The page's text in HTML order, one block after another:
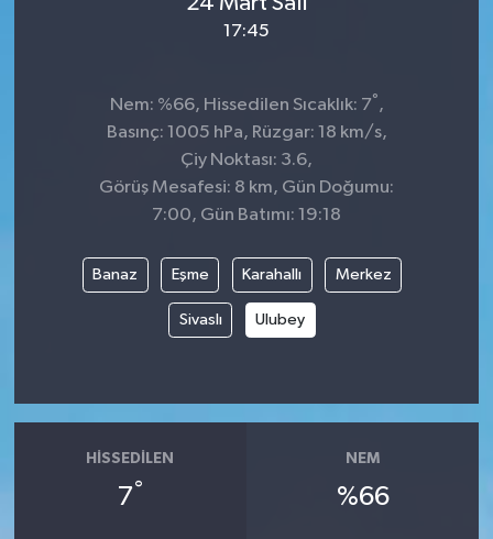
17:45
Nem: %66, Hissedilen Sıcaklık: 7°,
Basınç: 1005 hPa, Rüzgar: 18 km/s,
Çiy Noktası: 3.6,
Görüş Mesafesi: 8 km, Gün Doğumu:
7:00, Gün Batımı: 19:18
Banaz Eşme Karahallı Merkez
Sivaslı Ulubey
HISSEDILEN
7°
NEM
%66